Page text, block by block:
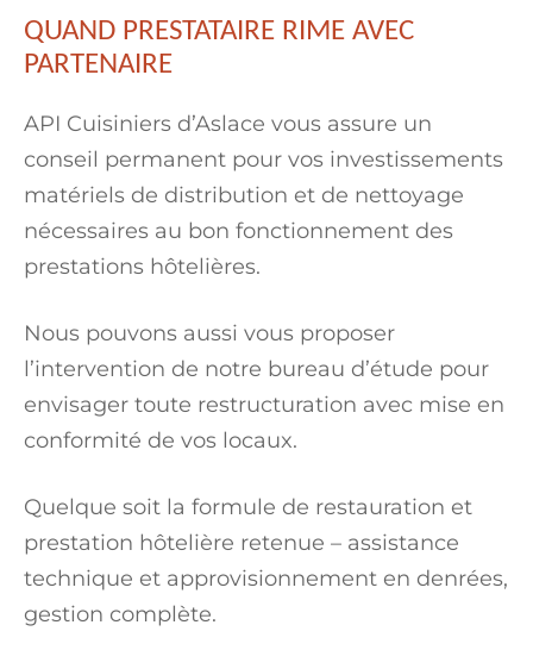
QUAND PRESTATAIRE RIME AVEC
PARTENAIRE
API Cuisiniers d’Aslace vous assure un
conseil permanent pour vos investissements
matériels de distribution et de nettoyage
nécessaires au bon fonctionnement des
prestations hôtelières.
Nous pouvons aussi vous proposer
l’intervention de notre bureau d’étude pour
envisager toute restructuration avec mise en
conformité de vos locaux.
Quelque soit la formule de restauration et
prestation hôtelière retenue – assistance
technique et approvisionnement en denrées,
gestion complète.